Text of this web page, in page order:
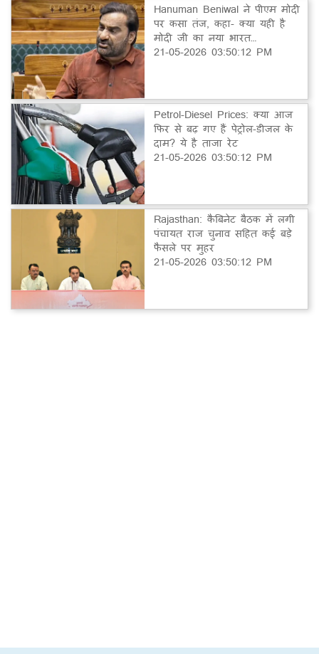
Hanuman Beniwal ने पीएम मोदी
पर कसा तंज, कहा- क्या यही है
मोदी जी का नया भारत…
21-05-2026 03:50:12 PM
Petrol-Diesel Prices: क्या आज
फिर से बढ़ गए हैं पेट्रोल-डीजल के
दाम? ये है ताजा रेट
21-05-2026 03:50:12 PM
Rajasthan: कैबिनेट बैठक में लगी
पंचायत राज चुनाव सहित कई बड़े
फैसले पर मुहर
21-05-2026 03:50:12 PM